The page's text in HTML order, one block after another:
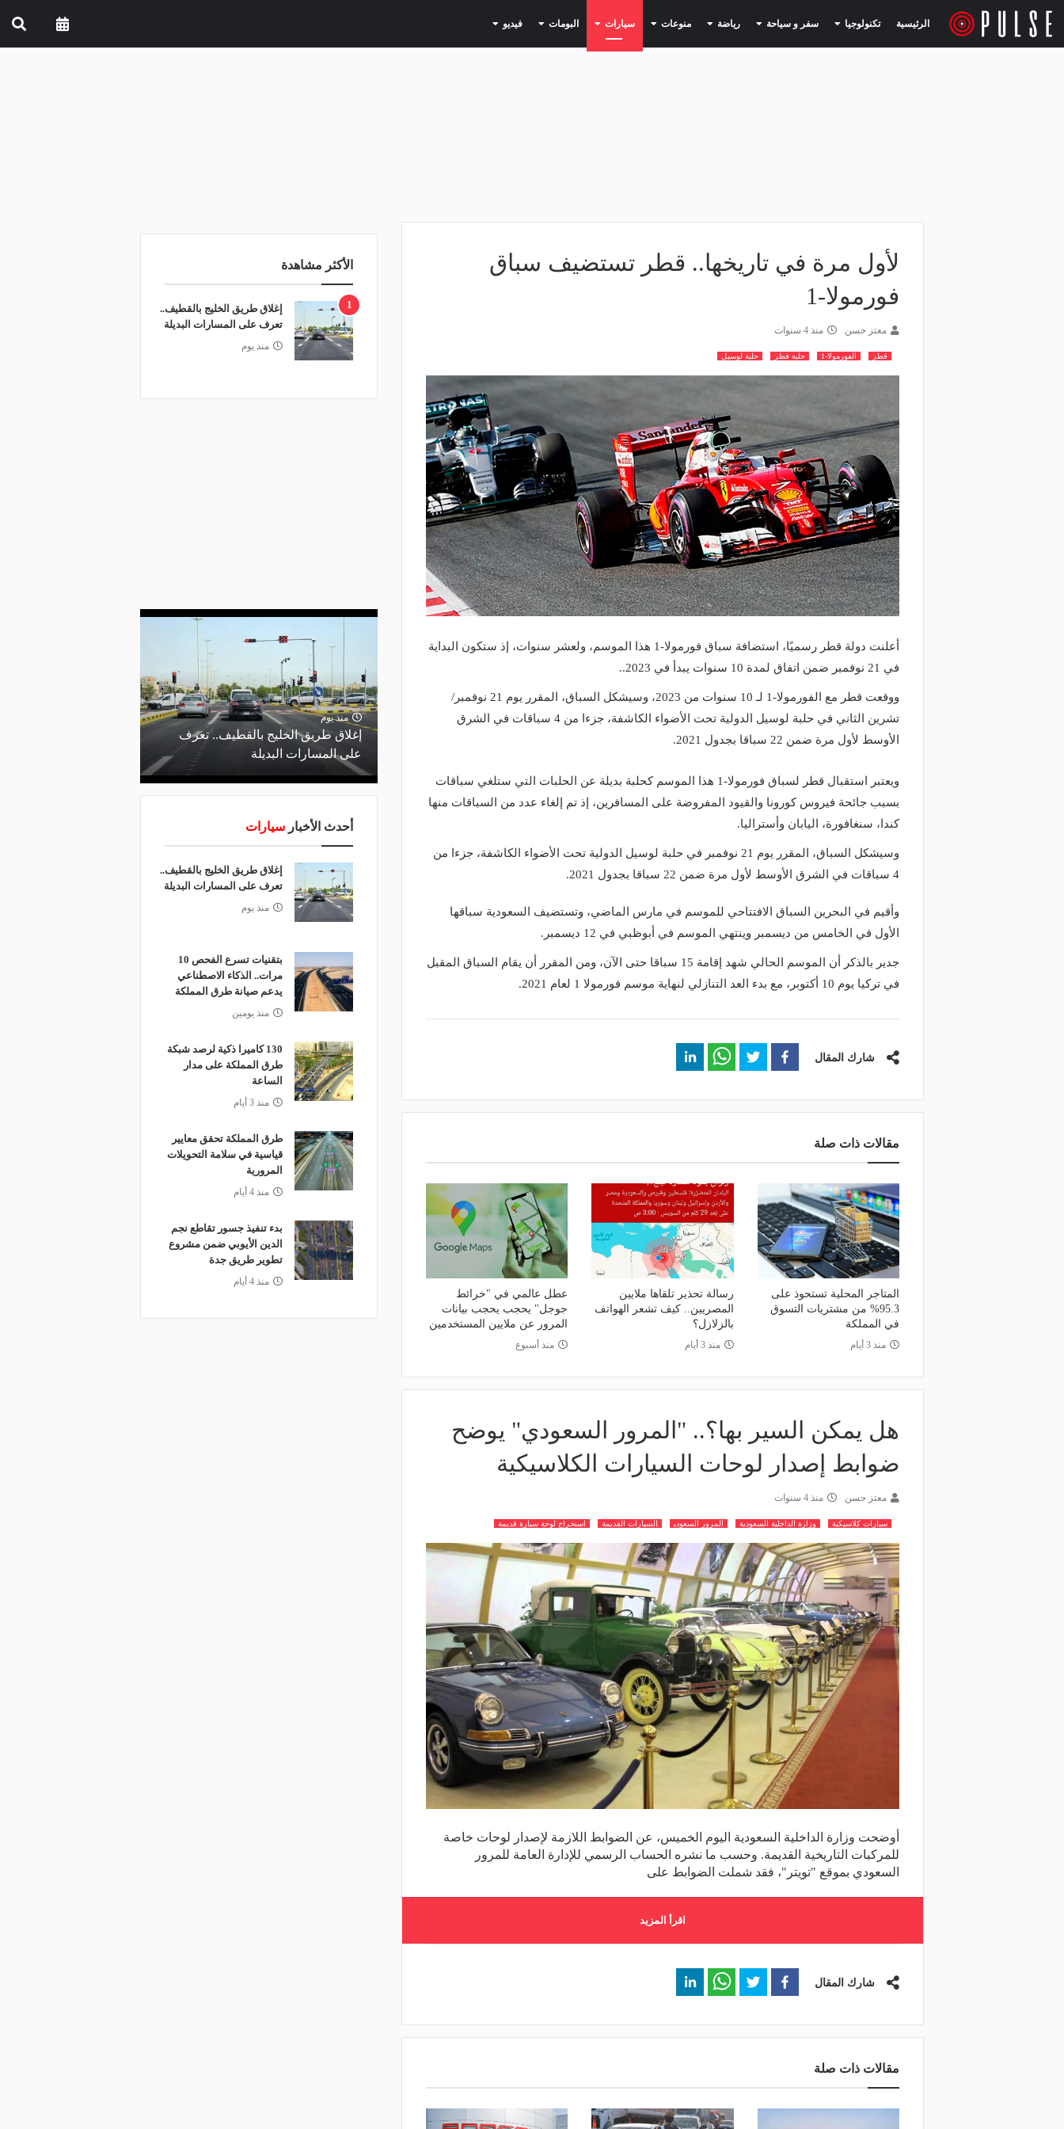
الرئيسية تكنولوجيا (current) سفر و سياحة (current) رياضة (current) منوعات (current) سيارات (current) البومات (current) فيديو (current)
لأول مرة في تاريخها.. قطر تستضيف سباق
فورمولا-1
معتز حسن منذ 4 سنوات
قطر الفورمولا-1 حلبة قطر حلبة لوسيل
أعلنت دولة قطر ​رسميًا، استضافة سباق فورمولا-1 هذا الموسم، ولعشر سنوات، إذ ستكون البداية
في 21 نوفمبر ضمن اتفاق لمدة 10 سنوات يبدأ في 2023..
ووقعت قطر مع الفورمولا-1 لـ 10 سنوات من 2023، وسيشكل السباق، المقرر يوم 21 نوفمبر/
تشرين الثاني في حلبة لوسيل الدولية تحت الأضواء الكاشفة، جزءا من 4 سباقات في الشرق
الأوسط لأول مرة ضمن 22 سباقا بجدول 2021.
ويعتبر استقبال​ قطر​ لسباق فورمولا-1 هذا الموسم كحلبة بديلة عن الحلبات التي ستلغي سباقات
بسبب جائحة فيروس كورونا والقيود المفروضة على المسافرين، إذ تم إلغاء عدد من السباقات منها
كندا، سنغافورة، اليابان وأستراليا.
وسيشكل السباق، المقرر يوم 21 نوفمبر في حلبة لوسيل الدولية تحت الأضواء الكاشفة، جزءا من
4 سباقات في الشرق الأوسط لأول مرة ضمن 22 سباقا بجدول 2021.
وأقيم في البحرين السباق الافتتاحي للموسم في مارس الماضي، وتستضيف السعودية سباقها
الأول في الخامس من ديسمبر وينتهي الموسم في أبوظبي في 12 ديسمبر.
جدير بالذكر أن الموسم الحالي شهد إقامة 15 سباقا حتى الآن، ومن المقرر أن يقام السباق المقبل
في تركيا يوم 10 أكتوبر، مع بدء العد التنازلي لنهاية موسم فورمولا 1 لعام 2021.
شارك المقال
مقالات ذات صلة
المتاجر المحلية تستحوذ على
95.3% من مشتريات التسوق
في المملكة
منذ 3 أيام
رسالة تحذير تلقاها ملايين
المصريين.. كيف تشعر الهواتف
بالزلازل؟
منذ 3 أيام
عطل عالمي في "خرائط
جوجل" يحجب يحجب بيانات
المرور عن ملايين المستخدمين
منذ أسبوع
هل يمكن السير بها؟.. "المرور السعودي" يوضح
ضوابط إصدار لوحات السيارات الكلاسيكية
معتز حسن منذ 4 سنوات
سيارات كلاسيكية وزارة الداخلية السعودية المرور السعودي السيارات القديمة استخراج لوحة سيارة قديمة
أوضحت وزارة الداخلية السعودية اليوم الخميس، عن الضوابط اللازمة لإصدار لوحات خاصة
للمركبات التاريخية القديمة. وحسب ما نشره الحساب الرسمي للإدارة العامة للمرور
السعودي بموقع "تويتر"، فقد شملت الضوابط على
اقرأ المزيد
شارك المقال
مقالات ذات صلة
الأكثر مشاهدة
1
إغلاق طريق الخليج بالقطيف..
تعرف على المسارات البديلة
منذ يوم
منذ يوم
إغلاق طريق الخليج بالقطيف.. تعرف
على المسارات البديلة
أحدث الأخبار سيارات
إغلاق طريق الخليج بالقطيف..
تعرف على المسارات البديلة
منذ يوم
بتقنيات تسرع الفحص 10
مرات.. الذكاء الاصطناعي
يدعم صيانة طرق المملكة
منذ يومين
130 كاميرا ذكية لرصد شبكة
طرق المملكة على مدار
الساعة
منذ 3 أيام
طرق المملكة تحقق معايير
قياسية في سلامة التحويلات
المرورية
منذ 4 أيام
بدء تنفيذ جسور تقاطع نجم
الدين الأيوبي ضمن مشروع
تطوير طريق جدة
منذ 4 أيام